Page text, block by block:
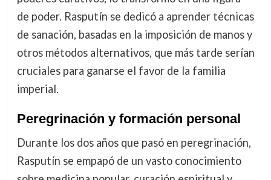
de poder. Rasputín se dedicó a aprender técnicas
de sanación, basadas en la imposición de manos y
otros métodos alternativos, que más tarde serían
cruciales para ganarse el favor de la familia
imperial.
Peregrinación y formación personal
Durante los dos años que pasó en peregrinación,
Rasputín se empapó de un vasto conocimiento